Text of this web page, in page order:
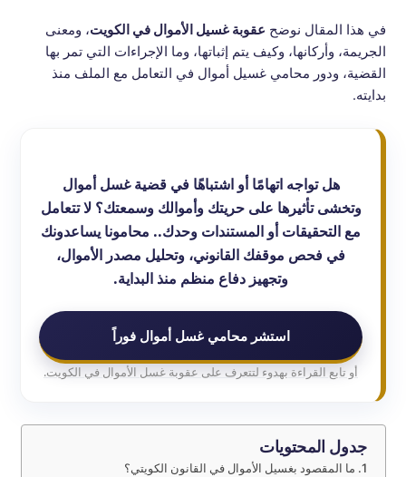
في هذا المقال نوضح عقوبة غسيل الأموال في الكويت، ومعنى
الجريمة، وأركانها، وكيف يتم إثباتها، وما الإجراءات التي تمر بها
القضية، ودور محامي غسيل أموال في التعامل مع الملف منذ
بدايته.
هل تواجه اتهامًا أو اشتباهًا في قضية غسل أموال
وتخشى تأثيرها على حريتك وأموالك وسمعتك؟ لا تتعامل
مع التحقيقات أو المستندات وحدك.. محامونا يساعدونك
في فحص موقفك القانوني، وتحليل مصدر الأموال،
وتجهيز دفاع منظم منذ البداية.
استشر محامي غسل أموال فوراً
أو تابع القراءة بهدوء لتتعرف على عقوبة غسل الأموال في الكويت.
جدول المحتويات
ما المقصود بغسيل الأموال في القانون الكويتي؟